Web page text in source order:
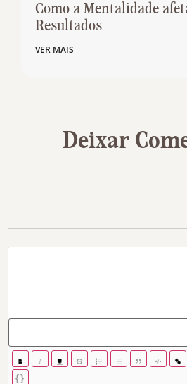
Como a Mentalidade
Resultados
VER MAIS
Deixar
{}